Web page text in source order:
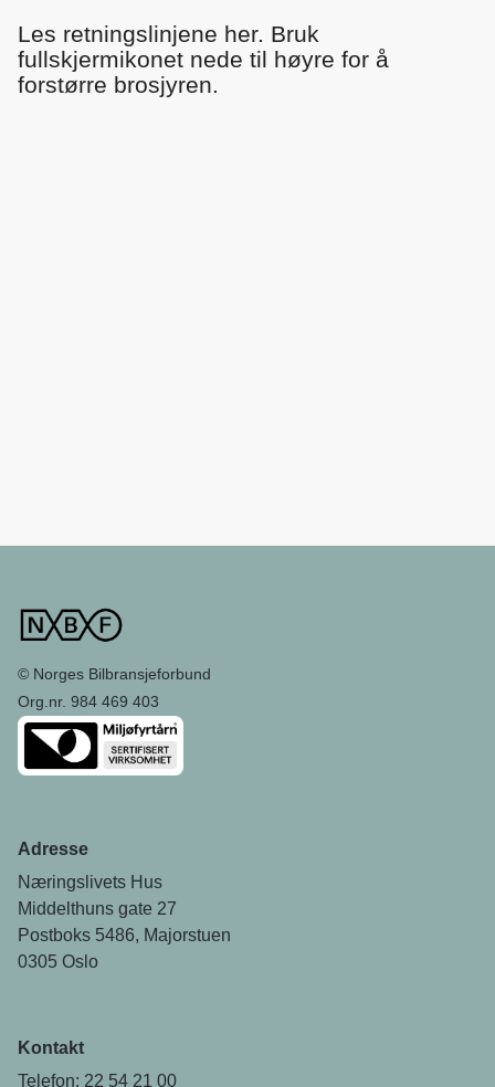
Les retningslinjene her. Bruk
fullskjermikonet nede til høyre for å
forstørre brosjyren.
© Norges Bilbransjeforbund
Org.nr. 984 469 403
Adresse
Næringslivets Hus
Middelthuns gate 27
Postboks 5486, Majorstuen
0305 Oslo
Kontakt
Telefon: 22 54 21 00